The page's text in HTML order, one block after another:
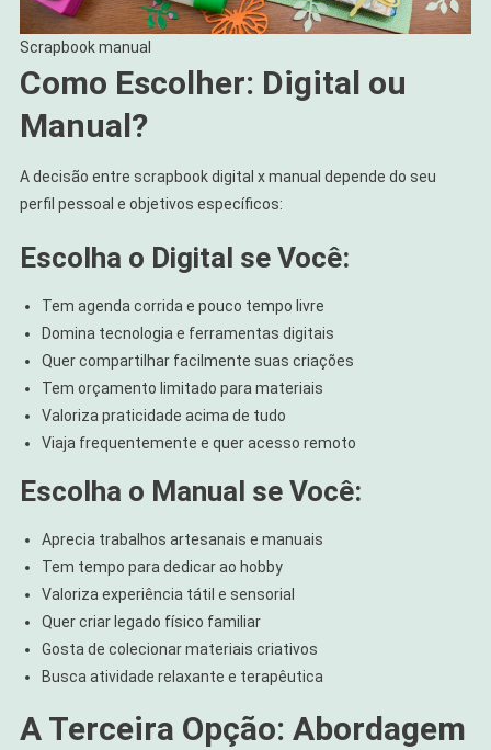
Scrapbook manual
Como Escolher: Digital ou
Manual?
A decisão entre scrapbook digital x manual depende do seu
perfil pessoal e objetivos específicos:
Escolha o Digital se Você:
Tem agenda corrida e pouco tempo livre
Domina tecnologia e ferramentas digitais
Quer compartilhar facilmente suas criações
Tem orçamento limitado para materiais
Valoriza praticidade acima de tudo
Viaja frequentemente e quer acesso remoto
Escolha o Manual se Você:
Aprecia trabalhos artesanais e manuais
Tem tempo para dedicar ao hobby
Valoriza experiência tátil e sensorial
Quer criar legado físico familiar
Gosta de colecionar materiais criativos
Busca atividade relaxante e terapêutica
A Terceira Opção: Abordagem